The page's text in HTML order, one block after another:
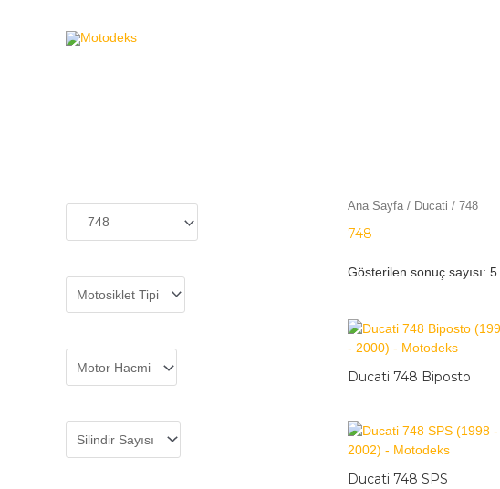
Ana Sayfa / Ducati / 748
748
Gösterilen sonuç sayısı: 5
Ducati 748 Biposto
Ducati 748 SPS